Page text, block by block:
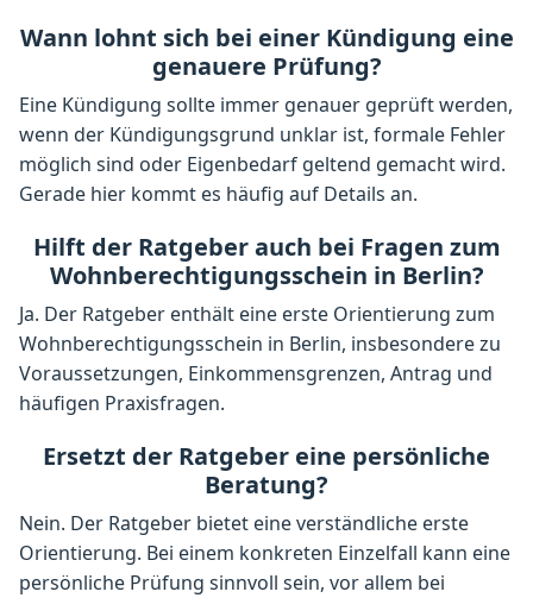
Wann lohnt sich bei einer Kündigung eine
genauere Prüfung?
Eine Kündigung sollte immer genauer geprüft werden,
wenn der Kündigungsgrund unklar ist, formale Fehler
möglich sind oder Eigenbedarf geltend gemacht wird.
Gerade hier kommt es häufig auf Details an.
Hilft der Ratgeber auch bei Fragen zum
Wohnberechtigungsschein in Berlin?
Ja. Der Ratgeber enthält eine erste Orientierung zum
Wohnberechtigungsschein in Berlin, insbesondere zu
Voraussetzungen, Einkommensgrenzen, Antrag und
häufigen Praxisfragen.
Ersetzt der Ratgeber eine persönliche
Beratung?
Nein. Der Ratgeber bietet eine verständliche erste
Orientierung. Bei einem konkreten Einzelfall kann eine
persönliche Prüfung sinnvoll sein, vor allem bei